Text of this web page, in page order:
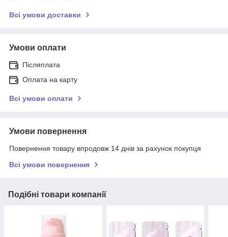
Всі умови доставки
Умови оплати
Післяплата
Оплата на карту
Всі умови оплати
Умови повернення
Повернення товару впродовж 14 днів за рахунок покупця
Всі умови повернення
Подібні товари компанії